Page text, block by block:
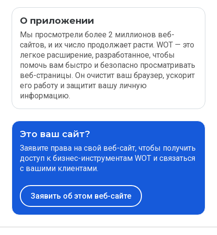
О приложении
Мы просмотрели более 2 миллионов веб-
сайтов, и их число продолжает расти. WOT — это
легкое расширение, разработанное, чтобы
помочь вам быстро и безопасно просматривать
веб-страницы. Он очистит ваш браузер, ускорит
его работу и защитит вашу личную
информацию.
Это ваш сайт?
Заявите права на свой веб-сайт, чтобы получить
доступ к бизнес-инструментам WOT и связаться
с вашими клиентами.
Заявить об этом веб-сайте